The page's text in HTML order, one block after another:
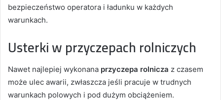
bezpieczeństwo operatora i ładunku w każdych
warunkach.
Usterki w przyczepach rolniczych
Nawet najlepiej wykonana przyczepa rolnicza z czasem
może ulec awarii, zwłaszcza jeśli pracuje w trudnych
warunkach polowych i pod dużym obciążeniem.